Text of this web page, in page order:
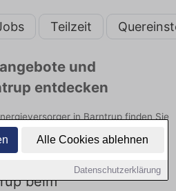
Alle Cookies ablehnen
Datenschutzerklärung
Teilzeit
und
entdecken
in Barntrup finden Sie
Sie freie Optionen von Top-
sich noch heute.
beim